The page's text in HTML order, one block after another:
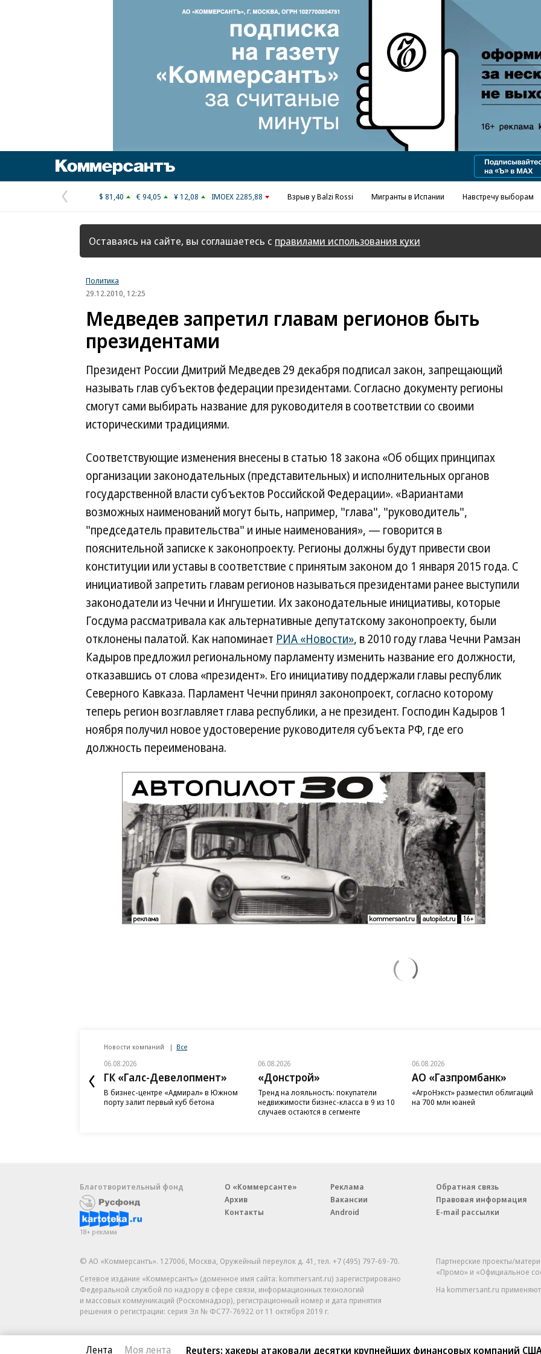
Реклама в «Ъ» www.kommersant.ru/ad
Предыдущая
страница
$ 81,40 € 94,05 ¥ 12,08 IMOEX 2285,88 Взрыв у Balzi Rossi Мигранты в Испании Навстречу выборам
Оставаясь на сайте, вы соглашаетесь с правилами использования куки
Политика
29.12.2010, 12:25
Медведев запретил главам регионов быть
президентами
Президент России Дмитрий Медведев 29 декабря подписал закон, запрещающий
называть глав субъектов федерации президентами. Согласно документу регионы
смогут сами выбирать название для руководителя в соответствии со своими
историческими традициями.
Соответствующие изменения внесены в статью 18 закона «Об общих принципах
организации законодательных (представительных) и исполнительных органов
государственной власти субъектов Российской Федерации». «Вариантами
возможных наименований могут быть, например, "глава", "руководитель",
"председатель правительства" и иные наименования», — говорится в
пояснительной записке к законопроекту. Регионы должны будут привести свои
конституции или уставы в соответствие с принятым законом до 1 января 2015 года. С
инициативой запретить главам регионов называться президентами ранее выступили
законодатели из Чечни и Ингушетии. Их законодательные инициативы, которые
Госдума рассматривала как альтернативные депутатскому законопроекту, были
отклонены палатой. Как напоминает РИА «Новости», в 2010 году глава Чечни Рамзан
Кадыров предложил региональному парламенту изменить название его должности,
отказавшись от слова «президент». Его инициативу поддержали главы республик
Северного Кавказа. Парламент Чечни принял законопроект, согласно которому
теперь регион возглавляет глава республики, а не президент. Господин Кадыров 1
ноября получил новое удостоверение руководителя субъекта РФ, где его
должность переименована.
Новости компаний Все
06.08.2026
ГК «Галс-Девелопмент»
В бизнес-центре «Адмирал» в Южном
порту залит первый куб бетона
06.08.2026
«Донстрой»
Тренд на лояльность: покупатели
недвижимости бизнес-класса в 9 из 10
случаев остаются в сегменте
06.08.2026
АО «Газпромбанк»
«АгроНэкст» разместил облигаций
на 700 млн юаней
Лента Моя лента Reuters: хакеры атаковали десятки крупнейших финансовых компаний
Благотворительный фонд
18+ реклама
О «Коммерсанте»
Архив
Контакты
Реклама
Вакансии
Android
Обратная связь
Правовая информация
E-mail рассылки
© АО «Коммерсантъ». 127006, Москва, Оружейный переулок д. 41,тел. +7 (495) 797-69-70.
Сетевое издание «Коммерсантъ» (доменное имя сайта: kommersant.ru) зарегистрировано
Федеральной службой по надзору в сфере связи, информационных технологий
и массовых коммуникаций (Роскомнадзор), регистрационный номер и дата принятия
решения о регистрации: серия Эл № ФС77-76922 от 11 октября 2019 г.
Партнерские проекты/
«Промо» и «Официальное
На kommersant.ru